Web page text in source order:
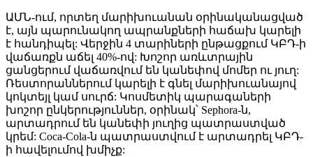
ԱՄՆ-ում, որտեղ մարիխուանան օրինականացված
է, այն պարունակող ապրանքների հաճախ կարելի
է հանդիպել: Վերջին 4 տարիների ընթացքում ԿԲԴ-ի
վաճառքն աճել 40%-ով: Խոշոր առևտրային
ցանցերում վաճառվում են կանեփով մոմեր ու յուղ:
Ռեստորաններում կարելի է գնել մարիխուանայով
կոկտեյլ կամ սուրճ: Կոսմետիկ պարագաների
խոշոր ընկերություններ, օրինակ՝ Sephora-ն,
արտադրում են կանեփի յուղից պատրաստված
կրեմ: Coca-Cola-ն պատրաստվում է արտադրել ԿԲԴ-
ի հավելումով խմիչք: